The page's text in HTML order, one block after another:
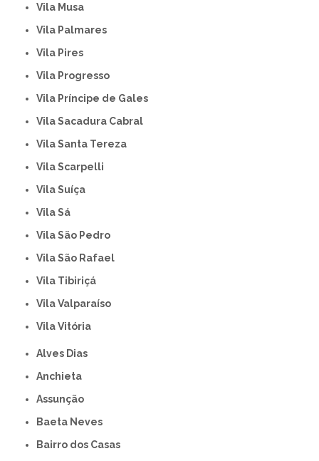
Vila Musa
Vila Palmares
Vila Pires
Vila Progresso
Vila Príncipe de Gales
Vila Sacadura Cabral
Vila Santa Tereza
Vila Scarpelli
Vila Suíça
Vila Sá
Vila São Pedro
Vila São Rafael
Vila Tibiriçá
Vila Valparaíso
Vila Vitória
Alves Dias
Anchieta
Assunção
Baeta Neves
Bairro dos Casas